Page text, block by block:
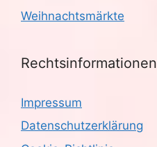
Weihnachtsmärkte
Rechtsinformationen
Impressum
Datenschutzerklärung